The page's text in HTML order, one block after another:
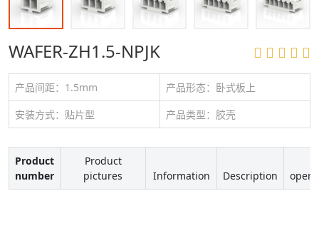
WAFER-ZH1.5-NPJK
产品间距：1.5mm
产品形态：卧式板上
安装方式：贴片型
产品类型：胶壳
Product
number
Product
pictures
Information Description